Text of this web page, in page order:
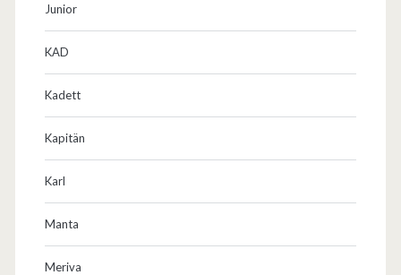
Junior
KAD
Kadett
Kapitän
Karl
Manta
Meriva